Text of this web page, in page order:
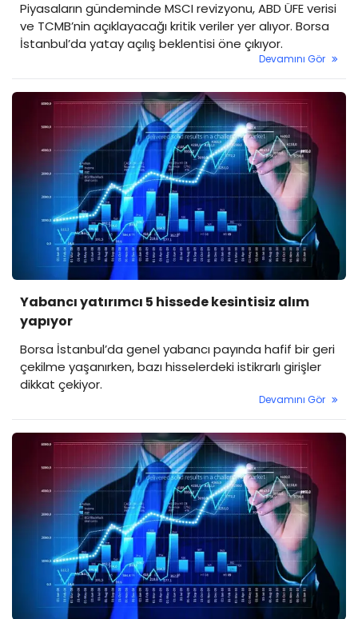
Piyasaların gündeminde MSCI revizyonu, ABD ÜFE verisi
ve TCMB’nin açıklayacağı kritik veriler yer alıyor. Borsa
İstanbul’da yatay açılış beklentisi öne çıkıyor.
Devamını Gör
Yabancı yatırımcı 5 hissede kesintisiz alım
yapıyor
Borsa İstanbul’da genel yabancı payında hafif bir geri
çekilme yaşanırken, bazı hisselerdeki istikrarlı girişler
dikkat çekiyor.
Devamını Gör